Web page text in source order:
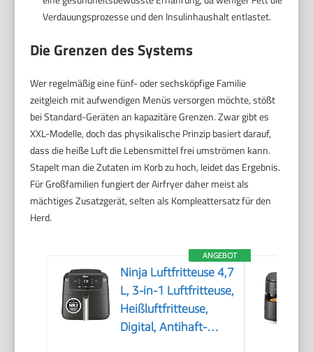
Verdauungsprozesse und den Insulinhaushalt entlastet.
Die Grenzen des Systems
Wer regelmäßig eine fünf- oder sechsköpfige Familie
zeitgleich mit aufwendigen Menüs versorgen möchte, stößt
bei Standard-Geräten an kapazitäre Grenzen. Zwar gibt es
XXL-Modelle, doch das physikalische Prinzip basiert darauf,
dass die heiße Luft die Lebensmittel frei umströmen kann.
Stapelt man die Zutaten im Korb zu hoch, leidet das Ergebnis.
Für Großfamilien fungiert der Airfryer daher meist als
mächtiges Zusatzgerät, selten als Kompleattersatz für den
Herd.
ANGEBOT
Ninja Luftfritteuse 4,7
L, 3-in-1 Luftfritteuse,
Heißluftfritteuse,
Digital, Antihaft-